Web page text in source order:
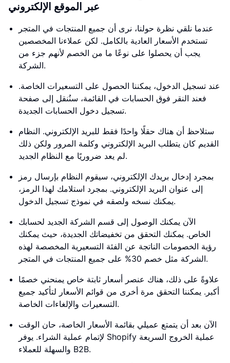
عبر الموقع الإلكتروني
عندما نلقي نظرة حولنا، نرى أن جميع المنتجات في المتجر
تستخدم الأسعار العادية بالكامل. لكن عملاءنا المخصصين
يجب أن يحصلوا على نوعًا ما من الخصم لأنهم جزء من
الشركة.
عند تسجيل الدخول، يمكننا الحصول على التسعيرات الخاصة.
فعند النقر فوق الحسابات في القائمة، سنُنقل إلى صفحة
تسجيل دخول الحسابات الجديدة.
ستلاحظ أن هناك حقلًا واحدًا فقط للبريد الإلكتروني. النظام
القديم كان يتطلب البريد الإلكتروني وكلمة المرور ولكن ذلك
لم يعد ضروريًا مع النظام الجديد.
بمجرد إدخال بريدك الإلكتروني، سيقوم النظام بإرسال رمز
إلى عنوان البريد الإلكتروني. بمجرد استلامك لهذا الرمز،
يمكنك نسخه ولصقه في نموذج تسجيل الدخول.
الآن يمكنك الوصول إلى قسم الشركة الجديد لحسابك
الخاص. يمكنك التحقق من تخفيضاتك الجديدة، حيث يمكنك
رؤية الخصومات الناتجة عن الفئة التسعيرية المخصصة لهذه
الشركة مثل خصم 30% على جميع المنتجات في المتجر.
علاوةً على ذلك، هناك عنصر أسعار ثابتة خاص يمنحني خصمًا
أكبر. يمكننا التحقق مرة أخرى من قوائم الأسعار لتأكيد جميع
التسعيرات والإلغاءات الخاصة.
الآن بعد أن يتمتع عميلي بقائمة الأسعار الخاصة، حان الوقت
لإتمام عملية الشراء. يوفر Shopify عملية الخروج السريعة
والسهلة للعملاء B2B.